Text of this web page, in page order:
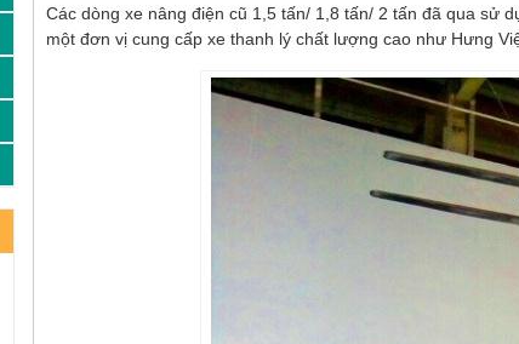
Các dòng xe nâng điện cũ 1,5 tấn/ 1,8 tấn/ 2 tấn đã qua sử
một đơn vị cung cấp xe thanh lý chất lượng cao như Hưng